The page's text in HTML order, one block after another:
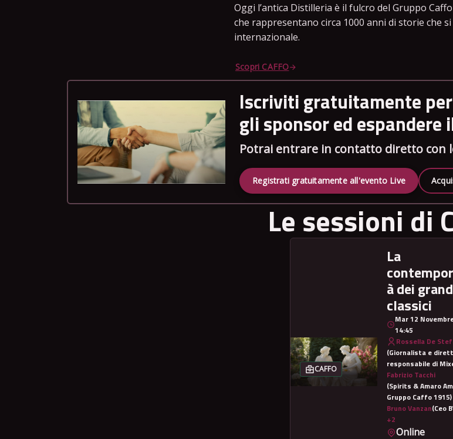
Oggi l’antica Distilleria è il fulcro del Gruppo
che rappresentano circa 1000 anni di storie che
internazionale.
Scopri CAFFO
Iscriviti gratuitamente
gli sponsor ed
Potrai entrare in contatto diretto con
Registrati gratuitamente all'evento Live
Le sessioni di
CAFFO
La
à dei
classici
Mar 12
14:45
Rossella De
(Giornalista e
responsabile di
Fabrizio Tacchi
(Spirits & Amaro
Gruppo Caffo 1915)
Bruno Vanzan(Ceo
+2
Online